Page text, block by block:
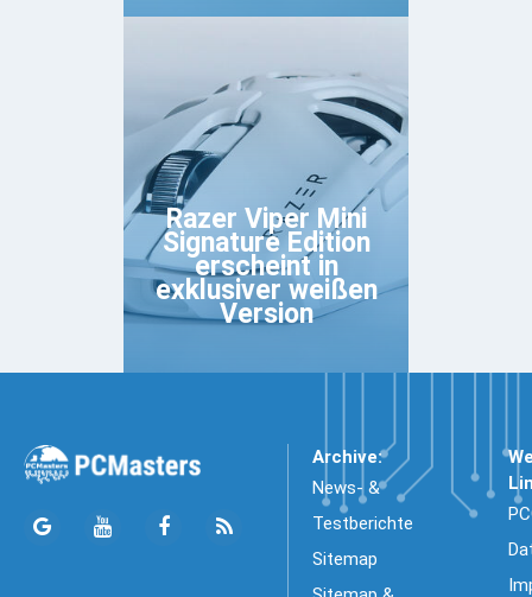
Razer Viper Mini
Signature Edition
erscheint in
exklusiver weißen
Version
Archive:
News- &
Testberichte
Sitemap